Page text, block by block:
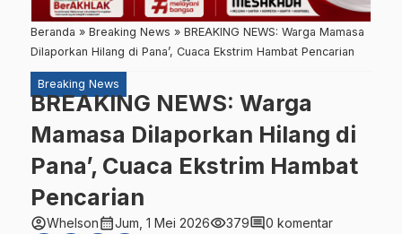
Beranda » Breaking News » BREAKING NEWS: Warga Mamasa
Dilaporkan Hilang di Pana’, Cuaca Ekstrim Hambat Pencarian
Breaking News
BREAKING NEWS: Warga
Mamasa Dilaporkan Hilang di
Pana’, Cuaca Ekstrim Hambat
Pencarian
account_circleWhelsoncalendar_monthJum, 1 Mei 2026visibility379comment0 komentar